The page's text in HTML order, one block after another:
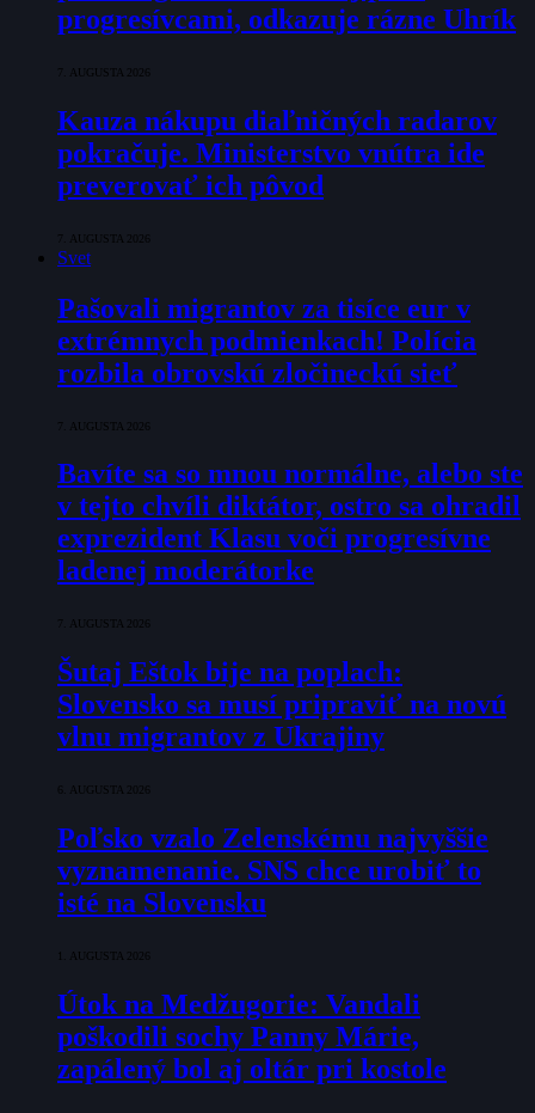
progresívcami, odkazuje rázne Uhrík
7. AUGUSTA 2026
Kauza nákupu diaľničných radarov
pokračuje. Ministerstvo vnútra ide
preverovať ich pôvod
7. AUGUSTA 2026
Svet
Pašovali migrantov za tisíce eur v
extrémnych podmienkach! Polícia
rozbila obrovskú zločineckú sieť
7. AUGUSTA 2026
Bavíte sa so mnou normálne, alebo ste
v tejto chvíli diktátor, ostro sa ohradil
exprezident Klasu voči progresívne
ladenej moderátorke
7. AUGUSTA 2026
Šutaj Eštok bije na poplach:
Slovensko sa musí pripraviť na novú
vlnu migrantov z Ukrajiny
6. AUGUSTA 2026
Poľsko vzalo Zelenskému najvyššie
vyznamenanie. SNS chce urobiť to
isté na Slovensku
1. AUGUSTA 2026
Útok na Medžugorie: Vandali
poškodili sochy Panny Márie,
zapálený bol aj oltár pri kostole